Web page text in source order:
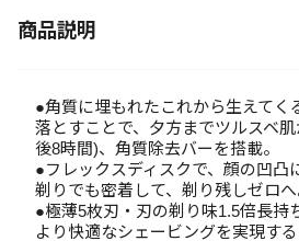
商品説明
●角質に埋もれたこれから生えてく
落とすことで、夕方までツルスベ
後8時間)、角質除去バーを搭載。
●フレックスディスクで、顔の凹凸
剃りでも密着して、剃り残しゼロへ
●極薄5枚刃・刃の剃り味1.5倍長持
より快適なシェービングを実現す